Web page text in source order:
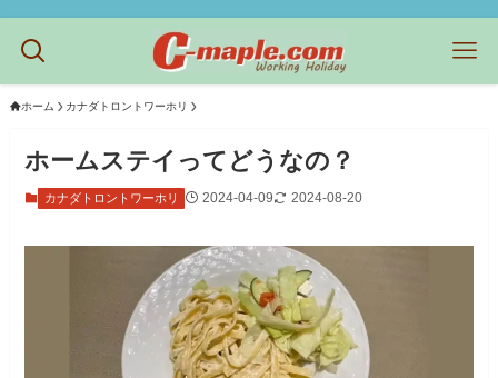
ホーム カナダトロントワーホリ
ホームステイってどうなの？
カナダトロントワーホリ 2024-04-09 2024-08-20